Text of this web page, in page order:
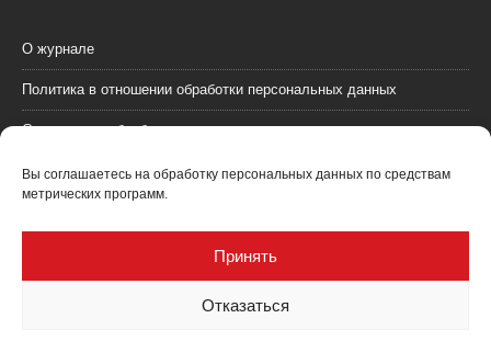
Вы соглашаетесь на обработку персональных данных по средствам
метрических программ.
Принять
Отказаться
О журнале
Политика в отношении обработки персональных данных
Согласие на обработку персональных данных
Пользовательское соглашение (оферта)